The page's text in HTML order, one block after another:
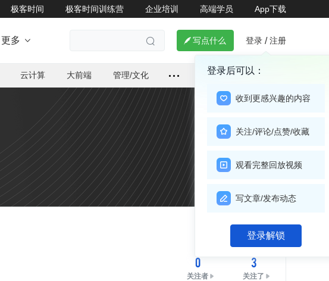
极客时间 极客时间训练营 企业培训 高端学员 App下载
更多    写点什么 登录 / 注册
登录后可以：
收到更感兴趣的内容
关注/评论/点赞/收藏
观看完整回放视频
写文章/发布动态
登录解锁
云计算 大前端 管理/文化
关注
0
关注者
3
关注了